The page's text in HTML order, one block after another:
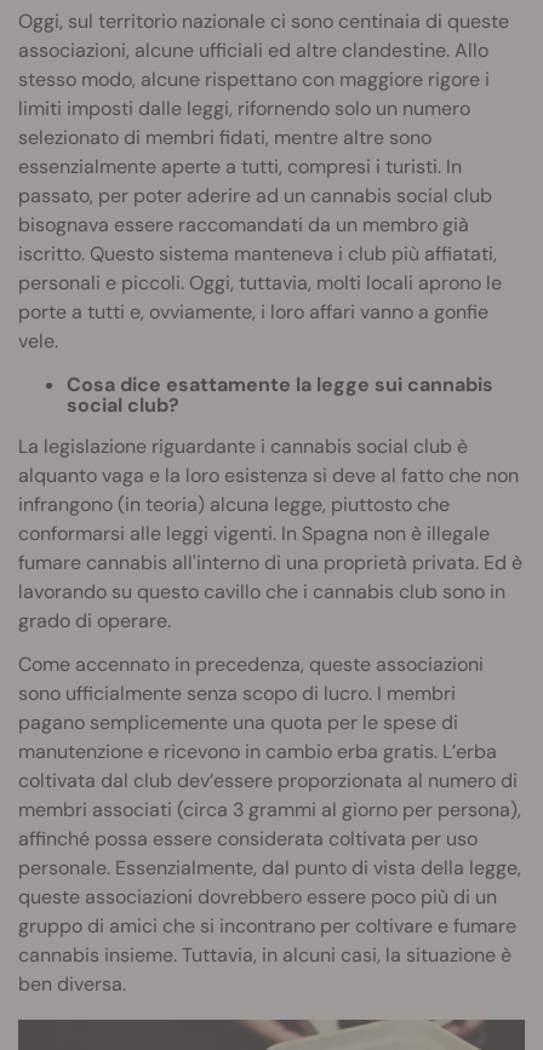
Oggi, sul territorio nazionale ci sono centinaia di queste
associazioni, alcune ufficiali ed altre clandestine. Allo
stesso modo, alcune rispettano con maggiore rigore i
limiti imposti dalle leggi, rifornendo solo un numero
selezionato di membri fidati, mentre altre sono
essenzialmente aperte a tutti, compresi i turisti. In
passato, per poter aderire ad un cannabis social club
bisognava essere raccomandati da un membro già
iscritto. Questo sistema manteneva i club più affiatati,
personali e piccoli. Oggi, tuttavia, molti locali aprono le
porte a tutti e, ovviamente, i loro affari vanno a gonfie
vele.
Cosa dice esattamente la legge sui cannabis
social club?
La legislazione riguardante i cannabis social club è
alquanto vaga e la loro esistenza si deve al fatto che non
infrangono (in teoria) alcuna legge, piuttosto che
conformarsi alle leggi vigenti. In Spagna non è illegale
fumare cannabis all'interno di una proprietà privata. Ed è
lavorando su questo cavillo che i cannabis club sono in
grado di operare.
Come accennato in precedenza, queste associazioni
sono ufficialmente senza scopo di lucro. I membri
pagano semplicemente una quota per le spese di
manutenzione e ricevono in cambio erba gratis. L’erba
coltivata dal club dev’essere proporzionata al numero di
membri associati (circa 3 grammi al giorno per persona),
affinché possa essere considerata coltivata per uso
personale. Essenzialmente, dal punto di vista della legge,
queste associazioni dovrebbero essere poco più di un
gruppo di amici che si incontrano per coltivare e fumare
cannabis insieme. Tuttavia, in alcuni casi, la situazione è
ben diversa.